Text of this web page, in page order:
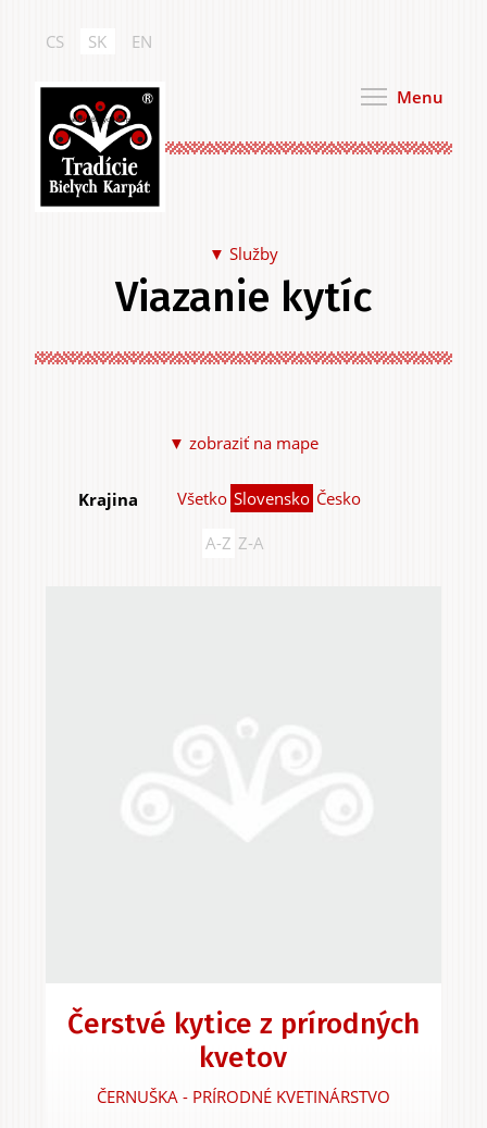
obsah
Tradície Bielych Karpát
Menu
CS SK EN
Služby
Na seba
Zážitky
a agroturistika
Viazanie kytíc
▼ zobraziť na mape
Krajina Všetko Slovensko Česko
A-Z Z-A
Čerstvé kytice z prírodných
kvetov
ČERNUŠKA - PRÍRODNÉ KVETINÁRSTVO